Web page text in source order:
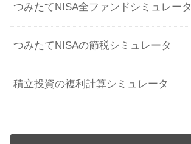
つみたてNISA全ファンドシミュレータ
つみたてNISAの節税シミュレータ
積立投資の複利計算シミュレータ